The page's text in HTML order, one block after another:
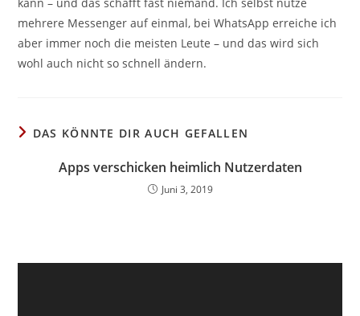
mehrere Messenger auf einmal, bei WhatsApp erreiche ich
aber immer noch die meisten Leute – und das wird sich
wohl auch nicht so schnell ändern.
DAS KÖNNTE DIR AUCH GEFALLEN
Apps verschicken heimlich Nutzerdaten
Juni 3, 2019